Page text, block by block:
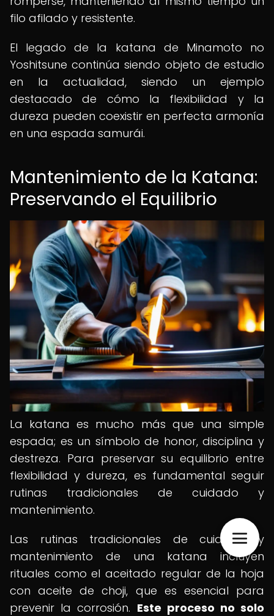
filo afilado y resistente.
El legado de la katana de Minamoto no
Yoshitsune continúa siendo objeto de estudio
en la actualidad, siendo un ejemplo
destacado de cómo la flexibilidad y la
dureza pueden coexistir en perfecta armonía
en una espada samurái.
Mantenimiento de la Katana:
Preservando el Equilibrio
La katana es mucho más que una simple
espada; es un símbolo de honor, disciplina y
destreza. Para preservar su equilibrio entre
flexibilidad y dureza, es fundamental seguir
rutinas tradicionales de cuidado y
mantenimiento.
Las rutinas tradicionales de cuidado y
mantenimiento de una katana incluyen
rituales como el aceitado regular de la hoja
con aceite de choji, que es esencial para
prevenir la corrosión. Este proceso no solo